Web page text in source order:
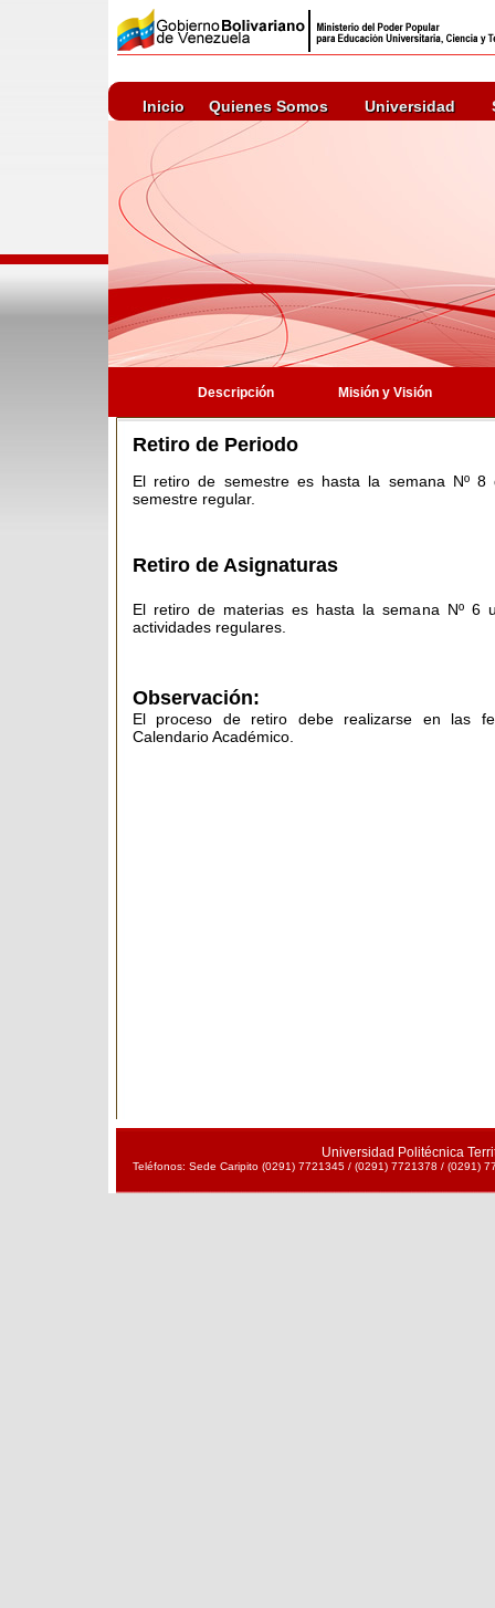
Inicio Quienes Somos Universidad
Descripción Misión y Visión
Retiro de Periodo
El retiro de semestre es hasta la semana Nº 8
semestre regular.
Retiro de Asignaturas
El retiro de materias es hasta la semana Nº 6
actividades regulares.
Observación:
El proceso de retiro debe realizarse en las
Calendario Académico.
Universidad Politécnica
Teléfonos: Sede Caripito (0291) 7721345 / (0291) 7721378 / (0291)